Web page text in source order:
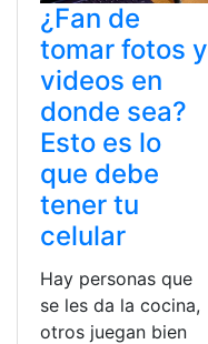
¿Fan de
tomar fotos y
videos en
donde sea?
Esto es lo
que debe
tener tu
celular
Hay personas que
se les da la cocina,
otros juegan bien